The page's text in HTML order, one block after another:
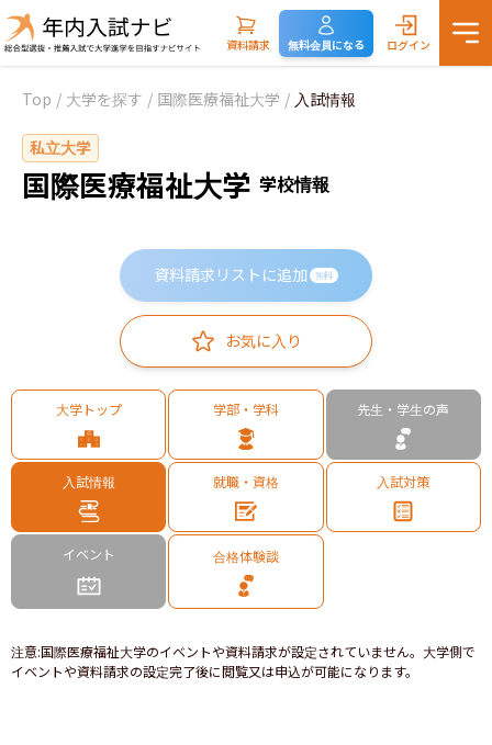
資料請求 無料会員になる ログイン
Top / 大学を探す / 国際医療福祉大学 / 入試情報
私立大学
国際医療福祉大学 学校情報
資料請求リストに追加 無料
お気に入り
大学トップ 学部・学科 先生・学生の声
入試情報 就職・資格 入試対策
イベント 合格体験談
注意:国際医療福祉大学のイベントや資料請求が設定されていません。大学側で
イベントや資料請求の設定完了後に閲覧又は申込が可能になります。